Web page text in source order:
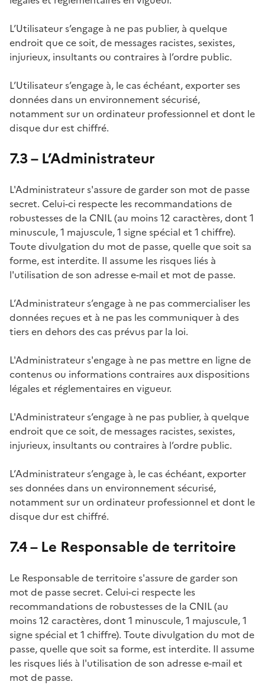
L’Utilisateur s’engage à ne pas publier, à quelque
endroit que ce soit, de messages racistes, sexistes,
injurieux, insultants ou contraires à l’ordre public.
L’Utilisateur s’engage à, le cas échéant, exporter ses
données dans un environnement sécurisé,
notamment sur un ordinateur professionnel et dont le
disque dur est chiffré.
7.3 – L’Administrateur
L'Administrateur s'assure de garder son mot de passe
secret. Celui-ci respecte les recommandations de
robustesses de la CNIL (au moins 12 caractères, dont 1
minuscule, 1 majuscule, 1 signe spécial et 1 chiffre).
Toute divulgation du mot de passe, quelle que soit sa
forme, est interdite. Il assume les risques liés à
l'utilisation de son adresse e-mail et mot de passe.
L’Administrateur s’engage à ne pas commercialiser les
données reçues et à ne pas les communiquer à des
tiers en dehors des cas prévus par la loi.
L'Administrateur s'engage à ne pas mettre en ligne de
contenus ou informations contraires aux dispositions
légales et réglementaires en vigueur.
L'Administrateur s’engage à ne pas publier, à quelque
endroit que ce soit, de messages racistes, sexistes,
injurieux, insultants ou contraires à l’ordre public.
L’Administrateur s’engage à, le cas échéant, exporter
ses données dans un environnement sécurisé,
notamment sur un ordinateur professionnel et dont le
disque dur est chiffré.
7.4 – Le Responsable de territoire
Le Responsable de territoire s'assure de garder son
mot de passe secret. Celui-ci respecte les
recommandations de robustesses de la CNIL (au
moins 12 caractères, dont 1 minuscule, 1 majuscule, 1
signe spécial et 1 chiffre). Toute divulgation du mot de
passe, quelle que soit sa forme, est interdite. Il assume
les risques liés à l'utilisation de son adresse e-mail et
mot de passe.